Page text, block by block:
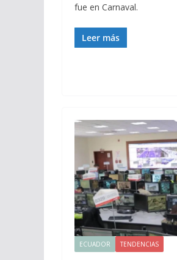
fue en Carnaval.
Leer más
ECUADOR TENDENCIAS